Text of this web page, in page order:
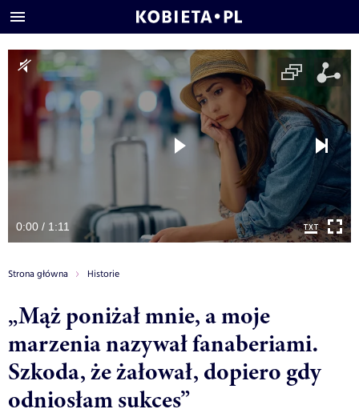
0:00 / 1:11
Strona główna Historie
„Mąż poniżał mnie, a moje
marzenia nazywał fanaberiami.
Szkoda, że żałował, dopiero gdy
odniosłam sukces”